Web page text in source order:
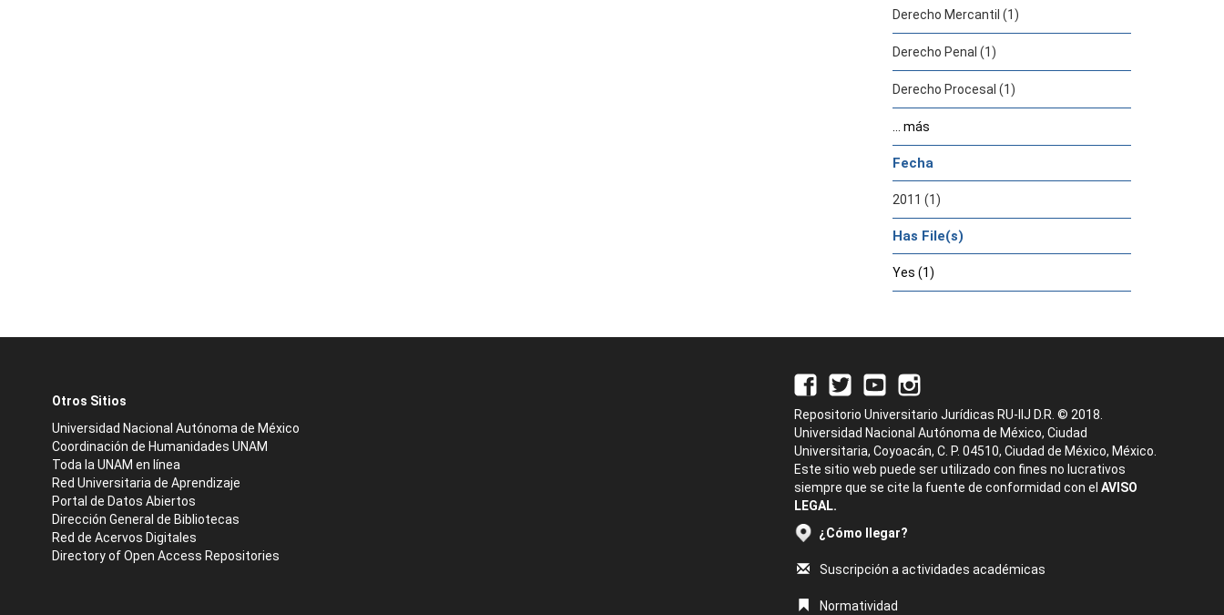
Derecho Mercantil (1)
Derecho Penal (1)
Derecho Procesal (1)
... más
Fecha
2011 (1)
Has File(s)
Yes (1)
Otros Sitios
Universidad Nacional Autónoma de México
Coordinación de Humanidades UNAM
Toda la UNAM en línea
Red Universitaria de Aprendizaje
Portal de Datos Abiertos
Dirección General de Bibliotecas
Red de Acervos Digitales
Directory of Open Access Repositories
Repositorio Universitario Jurídicas RU-IIJ D.R. © 2018.
Universidad Nacional Autónoma de México, Ciudad
Universitaria, Coyoacán, C. P. 04510, Ciudad de México, México.
Este sitio web puede ser utilizado con fines no lucrativos
siempre que se cite la fuente de conformidad con el AVISO
LEGAL.
¿Cómo llegar?
Suscripción a actividades académicas
Normatividad